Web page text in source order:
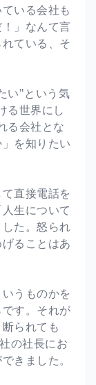
いる会社も
」なんて言
ている、そ
い"という気
る世界にし
る会社とな
を知りたい
直接電話を
生について
た。怒られ
ることはあ
うものかを
す。それが
られても
の社長にお
きました。